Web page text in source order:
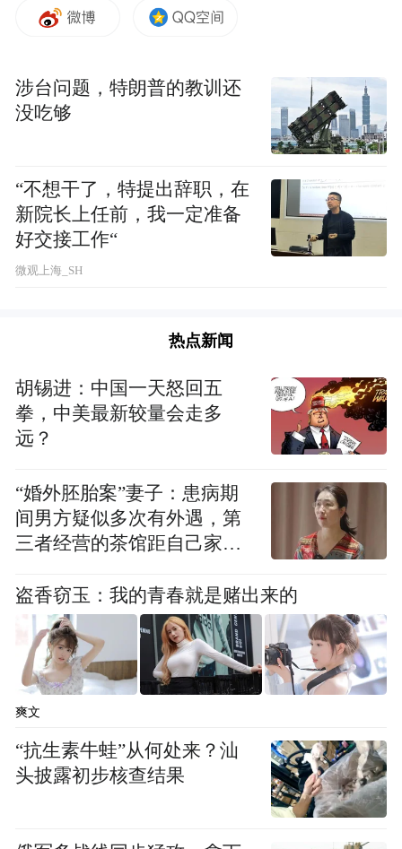
书科副科长；
副主任（正科级）（其间：2011.04—
2011.07，在恩施州委党校举办的恩施州中青
2012.08--2014.08，湖北省恩施州委办公室信
息科科长；
2015.11，在中南民族大学、恩施州委党校联
合举办的恩施州中青年干部培训班学习）；
2015.11--2018.07，湖北省恩施州委总值班室
2017.11，在杭州市委党校举办的杭州市市管
领导干部进修班学习）；
主任；
2020.09--2021.08，湖北省恩施州委副秘书长
（副县级）；
2021.08--2021.11，湖北省建始县县委副书
记，县人民政府党组书记、副县长 、代县
涉台问题，特朗普的教训还
没吃够
“不想干了，特提出辞职，在
新院长上任前，我一定准备
好交接工作“
微观上海_SH
热点新闻
胡锡进：中国一天怒回五
拳，中美最新较量会走多
远？
“婚外胚胎案”妻子：患病期
间男方疑似多次有外遇，第
三者经营的茶馆距自己家步
盗香窃玉：我的青春就是赌出来的
爽文
“抗生素牛蛙”从何处来？汕
头披露初步核查结果